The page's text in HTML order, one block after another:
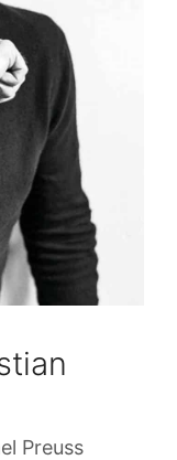
Preuss